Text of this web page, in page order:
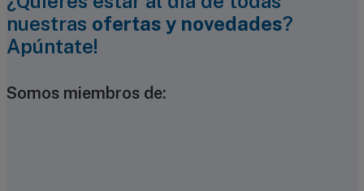
nuestras ofertas y novedades?
Apúntate!
Somos miembros de: